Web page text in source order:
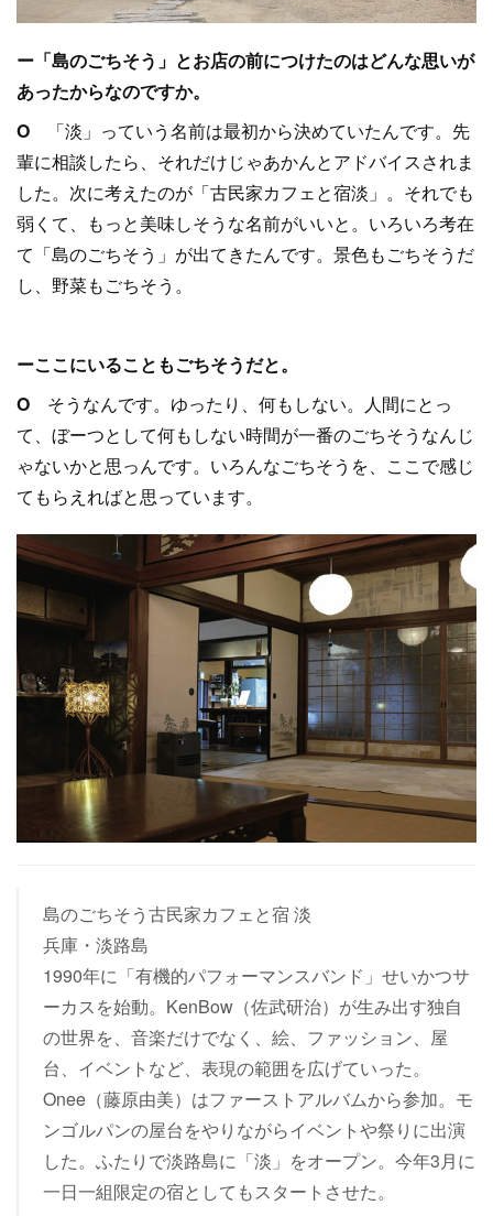
ー「島のごちそう」とお店の前につけたのはどんな思いが
あったからなのですか。
O 「淡」っていう名前は最初から決めていたんです。先
輩に相談したら、それだけじゃあかんとアドバイスされま
した。次に考えたのが「古民家カフェと宿淡」。それでも
弱くて、もっと美味しそうな名前がいいと。いろいろ考在
て「島のごちそう」が出てきたんです。景色もごちそうだ
し、野菜もごちそう。
ーここにいることもごちそうだと。
O そうなんです。ゆったり、何もしない。人間にとっ
て、ぼーつとして何もしない時間が一番のごちそうなんじ
ゃないかと思っんです。いろんなごちそうを、ここで感じ
てもらえればと思っています。
島のごちそう古民家カフェと宿 淡
兵庫・淡路島
1990年に「有機的パフォーマンスバンド」せいかつサ
ーカスを始動。KenBow（佐武研治）が生み出す独自
の世界を、音楽だけでなく、絵、ファッション、屋
台、イベントなど、表現の範囲を広げていった。
Onee（藤原由美）はファーストアルバムから参加。モ
ンゴルパンの屋台をやりながらイベントや祭りに出演
した。ふたりで淡路島に「淡」をオープン。今年3月に
一日一組限定の宿としてもスタートさせた。